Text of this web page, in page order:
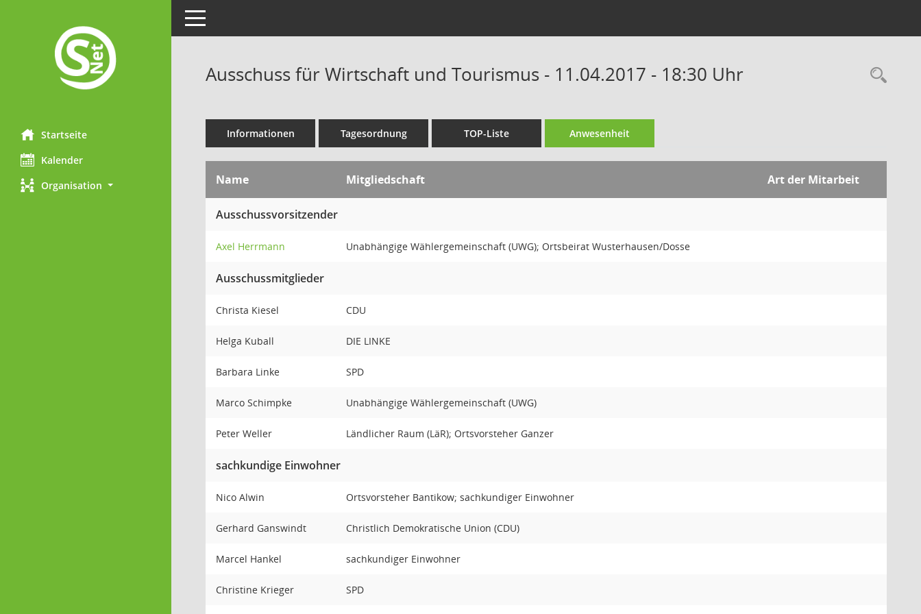
Startseite
Kalender
Organisation
Toggle navigation
Ausschuss für Wirtschaft und Tourismus - 11.04.2017 - 18:30 Uhr
Informationen Tagesordnung TOP-Liste Anwesenheit
Name Mitgliedschaft Art der Mitarbeit
Ausschussvorsitzender
Axel Herrmann Unabhängige Wählergemeinschaft (UWG); Ortsbeirat Wusterhausen/Dosse
Ausschussmitglieder
Christa Kiesel CDU
Helga Kuball DIE LINKE
Barbara Linke SPD
Marco Schimpke Unabhängige Wählergemeinschaft (UWG)
Peter Weller Ländlicher Raum (LäR); Ortsvorsteher Ganzer
sachkundige Einwohner
Nico Alwin Ortsvorsteher Bantikow; sachkundiger Einwohner
Gerhard Ganswindt Christlich Demokratische Union (CDU)
Marcel Hankel sachkundiger Einwohner
Christine Krieger SPD